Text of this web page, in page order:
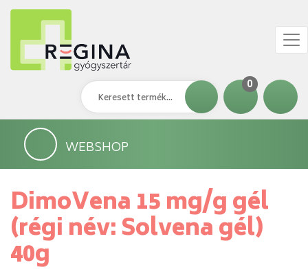
0
WEBSHOP
DimoVena 15 mg/g gél
(régi név: Solvena gél)
40g